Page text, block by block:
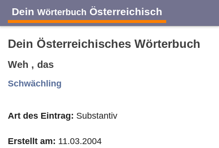
Dein Wörterbuch Österreichisch
A B C
J K L M N
Dein Österreichisches Wörterbuch
Weh , das
Schwächling
Art des Eintrag: Substantiv
Erstellt am: 11.03.2004